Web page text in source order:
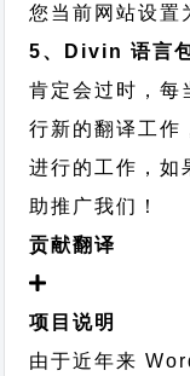
您当前网站设置
5、Divin 语言
肯定会过时，
行新的翻译工作
进行的工作，如
助推广我们！
贡献翻译
项目说明
由于近年来